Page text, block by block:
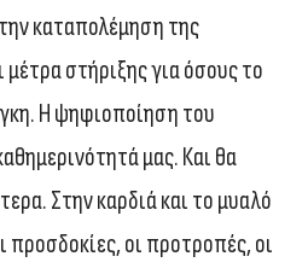
καταπολέμηση της
στήριξης για όσους το
Η ψηφιοποίηση του
μας. Και θα
Στην καρδιά και το μυαλό
προσδοκίες, οι προτροπές, οι